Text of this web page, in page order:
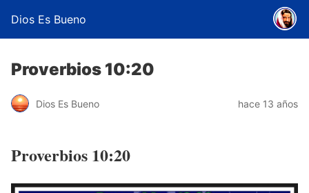
Dios Es Bueno
Proverbios 10:20
Dios Es Bueno hace 13 años
Proverbios 10:20